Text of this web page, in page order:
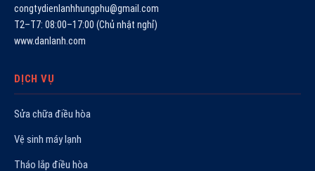
congtydienlanhhungphu@gmail.com
T2–T7: 08:00–17:00 (Chủ nhật nghỉ)
www.danlanh.com
DỊCH VỤ
Sửa chữa điều hòa
Vệ sinh máy lạnh
Tháo lắp điều hòa